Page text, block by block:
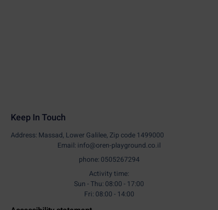
Keep In Touch
Address: Massad, Lower Galilee, Zip code 1499000
Email: info@oren-playground.co.il
phone: 0505267294
Activity time:
Sun - Thu: 08:00 - 17:00
Fri: 08:00 - 14:00